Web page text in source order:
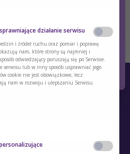
Zarejestruj się
farmacji, pielęgniarstwa,
dietetyki?
Nie
O Akademii
działanie serwisu
i źródeł ruchu oraz pomiar i poprawę
nam, które strony są najmniej i
odwiedzający poruszają się po Serwisie.
serwisu lub w inny sposób usprawniać jego
cookie nie jest obowiązkowe, lecz
nam w rozwoju i ulepszaniu Serwisu.